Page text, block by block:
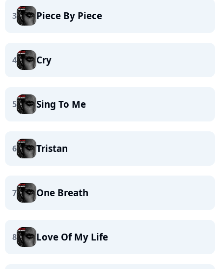
3 Piece By Piece
4 Cry
5 Sing To Me
6 Tristan
7 One Breath
8 Love Of My Life